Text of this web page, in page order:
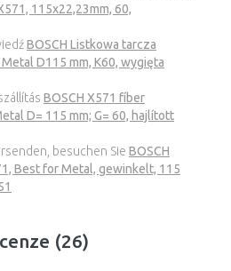
115x22,23mm, 60,
BOSCH Listkowa tarcza
D115 mm, K60, wygięta
BOSCH X571 fíber
D= 115 mm; G= 60, hajlított
besuchen Sie BOSCH
Best for Metal, gewinkelt, 115
(26)